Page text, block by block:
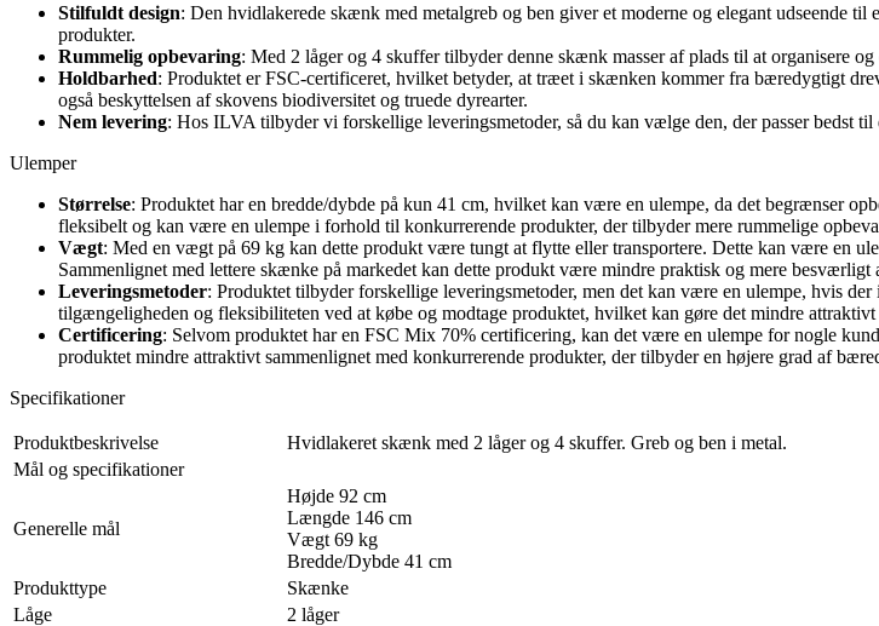
Stilfuldt design: Den hvidlakerede skænk med metalgreb og ben giver et moderne og elegant udseende
produkter.
Rummelig opbevaring: Med 2 låger og 4 skuffer tilbyder denne skænk masser af plads til at organisere
Holdbarhed: Produktet er FSC-certificeret, hvilket betyder, at træet i skænken kommer fra bæredygtigt
også beskyttelsen af ​​skovens biodiversitet og truede dyrearter.
Nem levering: Hos ILVA tilbyder vi forskellige leveringsmetoder, så du kan vælge den, der passer bedst
Ulemper
Størrelse: Produktet har en bredde/dybde på kun 41 cm, hvilket kan være en ulempe, da det begrænser
fleksibelt og kan være en ulempe i forhold til konkurrerende produkter, der tilbyder mere rummelige
Vægt: Med en vægt på 69 kg kan dette produkt være tungt at flytte eller transportere. Dette kan være en
Sammenlignet med lettere skænke på markedet kan dette produkt være mindre praktisk og mere besværligt
Leveringsmetoder: Produktet tilbyder forskellige leveringsmetoder, men det kan være en ulempe, hvis
tilgængeligheden og fleksibiliteten ved at købe og modtage produktet, hvilket kan gøre det mindre
Certificering: Selvom produktet har en FSC Mix 70% certificering, kan det være en ulempe for nogle
produktet mindre attraktivt sammenlignet med konkurrerende produkter, der tilbyder en højere grad af
Specifikationer
Produktbeskrivelse
Hvidlakeret skænk med 2 låger og 4 skuffer. Greb og ben i metal.
Mål og specifikationer
Generelle mål
Højde 92 cm
Længde 146 cm
Vægt 69 kg
Bredde/Dybde 41 cm
Produkttype
Skænke
Låge
2 låger